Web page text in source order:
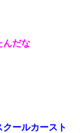
いあくの人です』と
あ」→警察に行き、
｜ヌルポあんてな
股間がなんかモッコ
んだな
ールカースト